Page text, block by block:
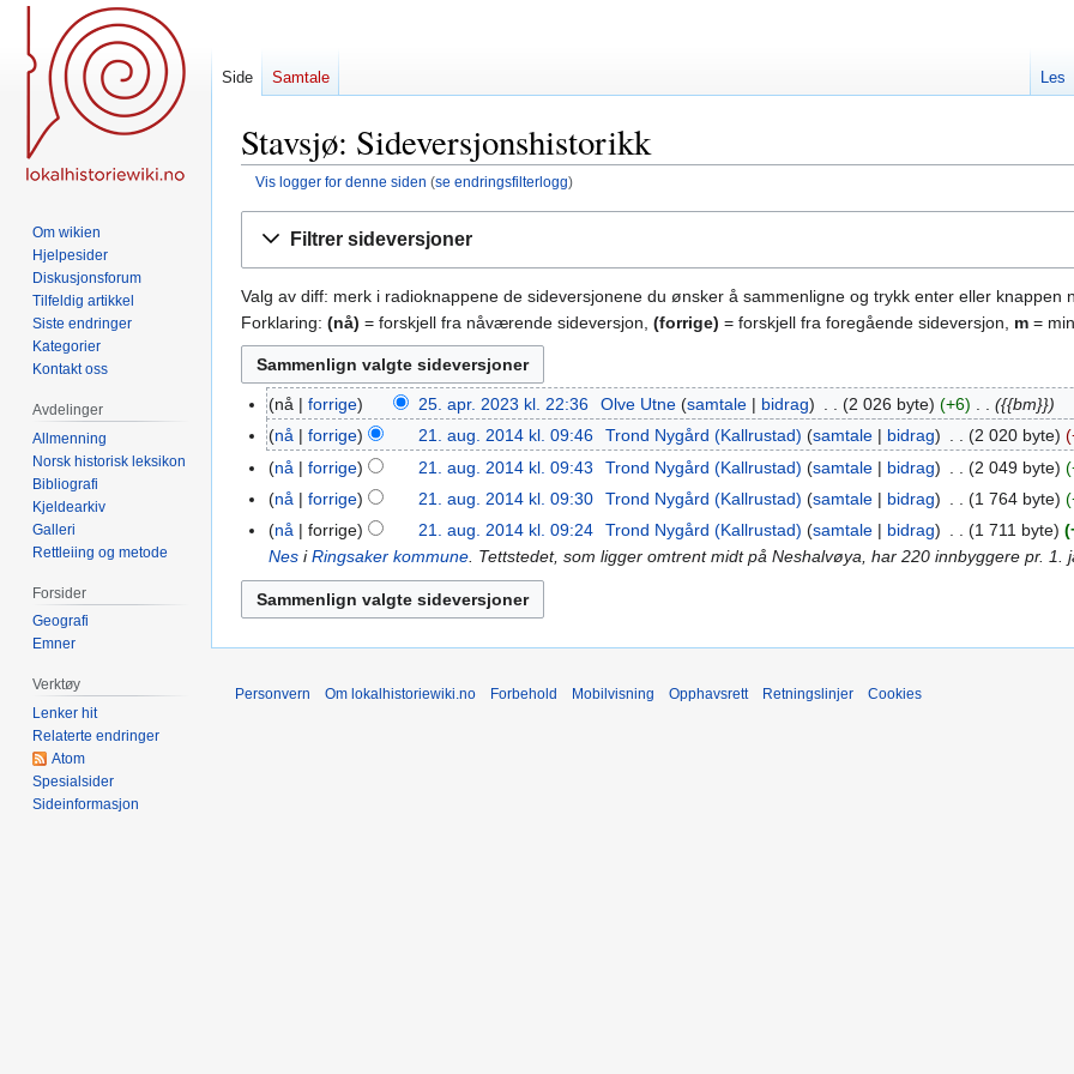
Stavsjø: Sideversjonshistorikk
Vis logger for denne siden (se endringsfilterlogg)
Filtrer sideversjoner
Valg av diff: merk i radioknappene de sideversjonene du ønsker å sammenligne og trykk enter eller knappen
Forklaring: (nå) = forskjell fra nåværende sideversjon, (forrige) = forskjell fra foregående sideversjon, m =
25.
apr.
2023
nå forrige 25. apr. 2023 kl. 22:36 Olve Utne samtale bidrag 2 026 byte +6
{{bm}}
21.
aug.
2014
nå forrige 21. aug. 2014 kl. 09:46 Trond Nygård (Kallrustad) samtale bidrag 2 020 byte
I
g
e
n
r
e
d
g
nå forrige 21. aug. 2014 kl. 09:43 Trond Nygård (Kallrustad) samtale bidrag 2 049 byte
nå
forrige 21. aug. 2014 kl. 09:30 Trond Nygård (Kallrustad) samtale bidrag 1 764 byte
nå
forrige 21. aug. 2014 kl. 09:24 Trond Nygård (Kallrustad) samtale bidrag 1 711 byte
Nes iRingsaker kommune. Tettstedet, som ligger omtrent midt på Neshalvøya, har 220 innbyggere pr. 1.
Side Samtale Les
Om wikien
Hjelpesider
Diskusjonsforum
Tilfeldig artikkel
Siste endringer
Kategorier
Kontakt oss
Avdelinger
Allmenning
Norsk historisk leksikon
Bibliografi
Kjeldearkiv
Galleri
Rettleiing og metode
Forsider
Geografi
Emner
Verktøy
Lenker hit
Relaterte endringer
Atom
Spesialsider
Sideinformasjon
Personvern Om lokalhistoriewiki.no Forbehold Mobilvisning Opphavsrett Retningslinjer Cookies